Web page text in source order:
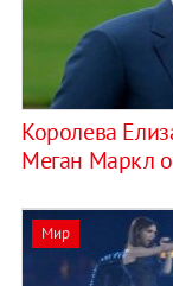
Королева
Меган Маркл
Мир